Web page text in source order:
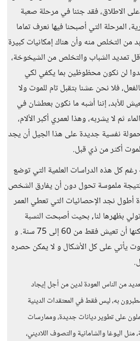
الاطلاق، فقد جئنا في مرحلة صعبة
المرحلة التي أصبحنا فيها نعرف تماما
من التخلص منه وأن هناك إمكانيات كبيرة
تمديد الشباب والتخلص من الشيخوخة،
لن نكون محظوظين بما يكفي لكي
فلا نحن عشنا بتقبل تام للموت ولا
للأبد، إننا أشبه ما نكون بعطشان في
ثم لا يشربه، وهذا لعمري أكبر الألام،
نفسية جديدة على هذا الجيل أن يجد
أكثر من ذي قبل.
رغم كل هذه الدراسات العلمية التي توضع
ملموسة تحول دون أن يفارق الشخص
أطول نجد الإحصائيات التي تعطي العمر
بظهرها لنا, بحيث أصبحت النسبة
الكبيرة و الغالبة يمكنها أن تعيش فقط من 60 إلى 75 سنة. و
يأتي على كل الأشكال و لا يمكن حصره
من الناس العودة لدين من أجل إيجاد
به، ليس فقط في المعتقدات الدينية
على تطوير ديانات جديدة، وممارسات
اليوغا والشامانية والتصوف اللاديني،